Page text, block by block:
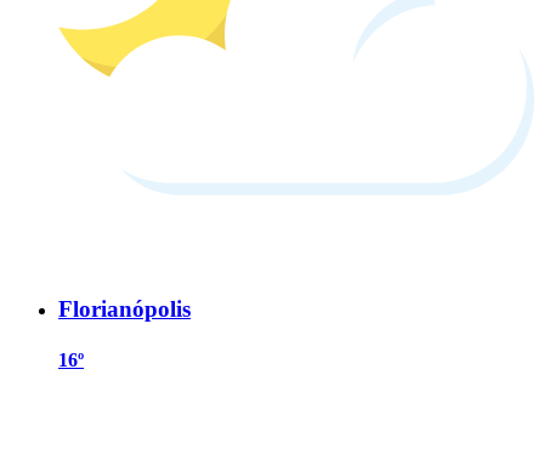
Florianópolis
16º